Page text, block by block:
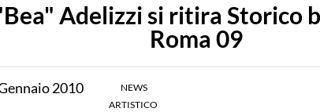
Adelizzi si ritira Storico
Roma 09
2010
NEWS
ARTISTICO